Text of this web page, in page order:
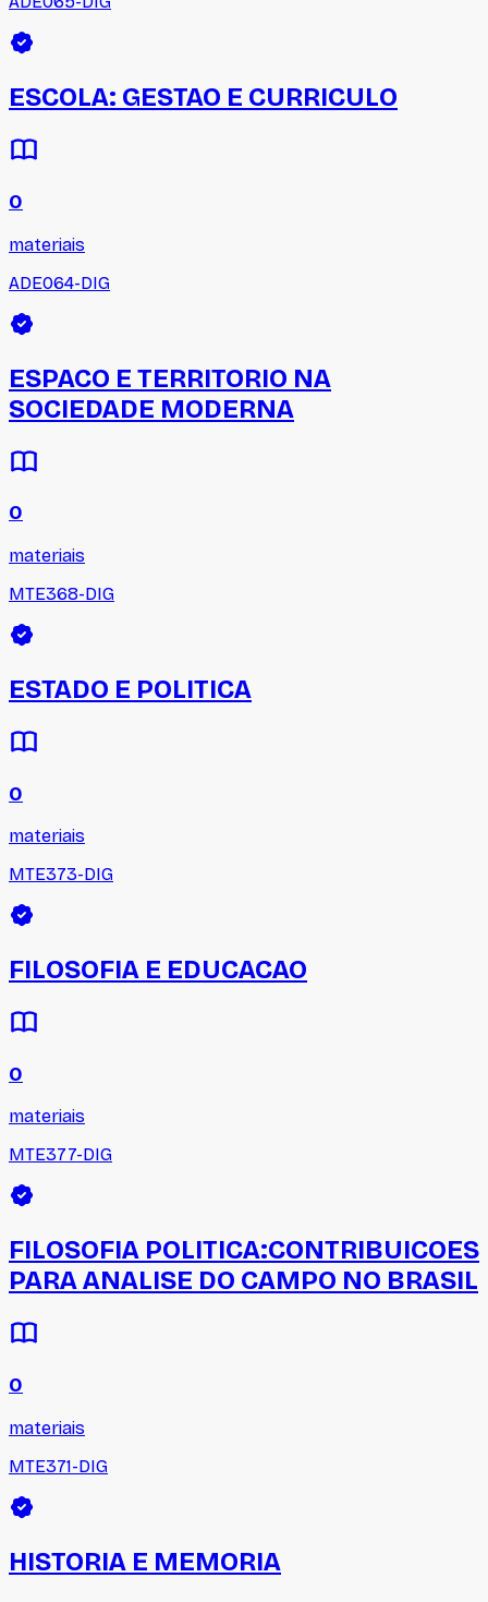
ESCOLA: GESTAO E CURRICULO
0
materiais
ADE064-DIG
ESPACO E TERRITORIO NA
SOCIEDADE MODERNA
0
materiais
MTE368-DIG
ESTADO E POLITICA
0
materiais
MTE373-DIG
FILOSOFIA E EDUCACAO
0
materiais
MTE377-DIG
FILOSOFIA POLITICA:CONTRIBUICOES
PARA ANALISE DO CAMPO NO BRASIL
0
materiais
MTE371-DIG
HISTORIA E MEMORIA